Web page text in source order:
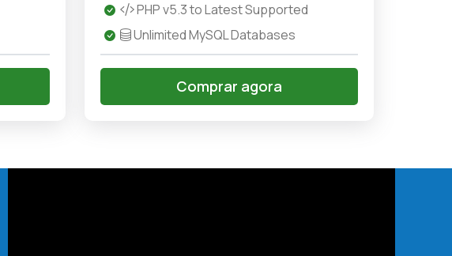
PHP v5.3 to Latest Supported
Unlimited MySQL Databases
Comprar agora